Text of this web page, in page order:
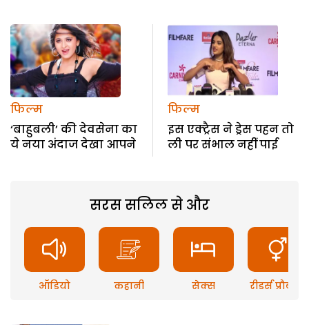
फिल्म
‘बाहुबली’ की देवसेना का
ये नया अंदाज देखा आपने
फिल्म
इस एक्ट्रैस ने ड्रेस पहन तो
ली पर संभाल नहीं पाई
सरस सलिल से और
ऑडियो कहानी सेक्स रीडर्स प्रौब्लम